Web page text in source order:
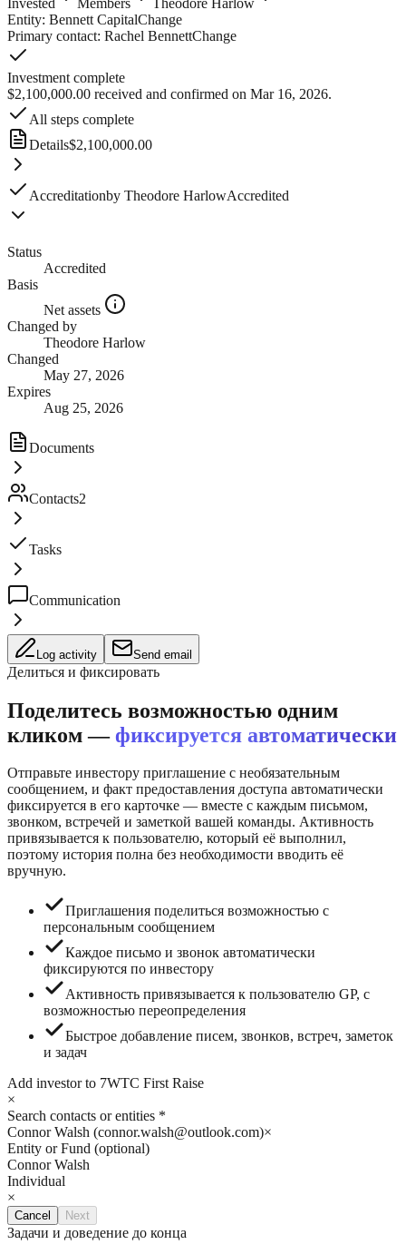
Entity: Bennett CapitalChange
Primary contact: Rachel BennettChange
Investment complete
$2,100,000.00 received and confirmed on Mar 16, 2026.
All steps complete
Details$2,100,000.00
Accreditationby Theodore HarlowAccredited
Status
Accredited
Basis
Net assets
Changed by
Theodore Harlow
Changed
May 27, 2026
Expires
Aug 25, 2026
Documents
Contacts2
Tasks
Communication
Log activity Send email
Делиться и фиксировать
Поделитесь возможностью одним
кликом —фиксируется автоматически
Отправьте инвестору приглашение с необязательным
сообщением, и факт предоставления доступа автоматически
фиксируется в его карточке — вместе с каждым письмом,
звонком, встречей и заметкой вашей команды. Активность
привязывается к пользователю, который её выполнил,
поэтому история полна без необходимости вводить её
вручную.
Приглашения поделиться возможностью с
персональным сообщением
Каждое письмо и звонок автоматически
фиксируются по инвестору
Активность привязывается к пользователю GP, с
возможностью переопределения
Быстрое добавление писем, звонков, встреч, заметок
и задач
Add investor to 7WTC First Raise
×
Search contacts or entities *
Connor Walsh (connor.walsh@outlook.com)×
Entity or Fund (optional)
Connor Walsh
Individual
×
Cancel Next
Задачи и доведение до конца